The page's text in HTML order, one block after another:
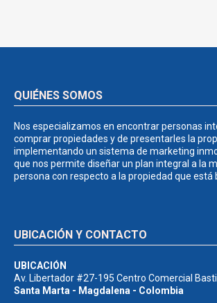
QUIÉNES SOMOS
Nos especializamos en encontrar personas
comprar propiedades y de presentarles la
implementando un sistema de marketing
que nos permite diseñar un plan integral a la
persona con respecto a la propiedad que está
UBICACIÓN Y CONTACTO
UBICACIÓN
Av. Libertador #27-195 Centro Comercial
Santa Marta - Magdalena - Colombia